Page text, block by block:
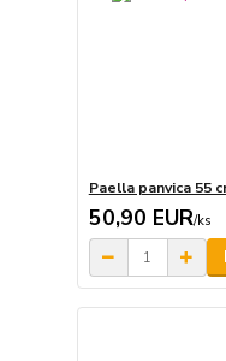
Paella panvica 55
50,90 EUR/ks